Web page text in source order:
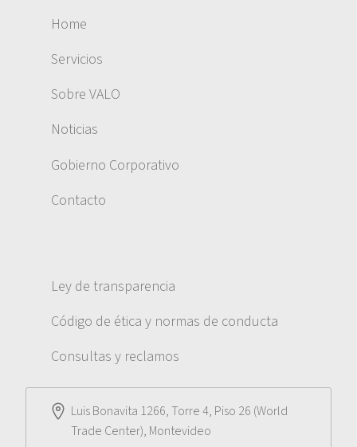
Home
Servicios
Sobre VALO
Noticias
Gobierno Corporativo
Contacto
Ley de transparencia
Código de ética y normas de conducta
Consultas y reclamos
Luis Bonavita 1266, Torre 4, Piso 26 (World
Trade Center), Montevideo